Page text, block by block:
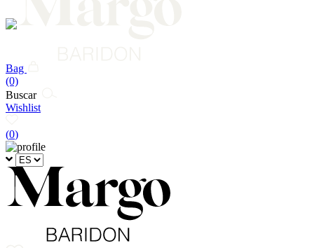
Bag
(0)
Buscar
Wishlist
(0)